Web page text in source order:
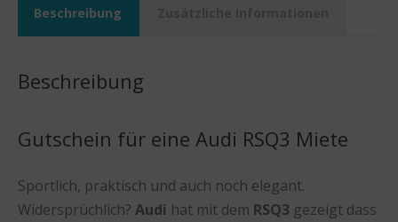
Beschreibung
Beschreibung
Gutschein für eine Audi RSQ3 Miete
Sportlich, praktisch und auch noch elegant.
Widersprüchlich? Audi hat mit dem RSQ3 gezeigt dass